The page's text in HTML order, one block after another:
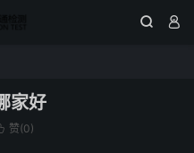
 
家好
赞(0)